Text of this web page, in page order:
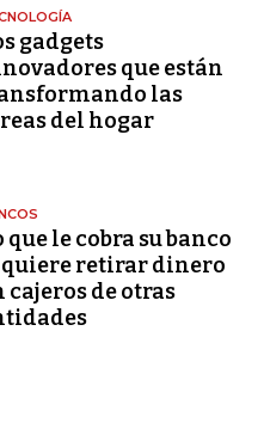
gadgets
que están
las
del hogar
que le cobra su banco
quiere retirar dinero
cajeros de otras